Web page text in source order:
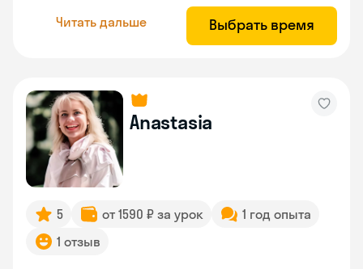
Читать дальше Выбрать время
Anastasia
5 от 1590 ₽ за урок
1 год опыта
1 отзыв